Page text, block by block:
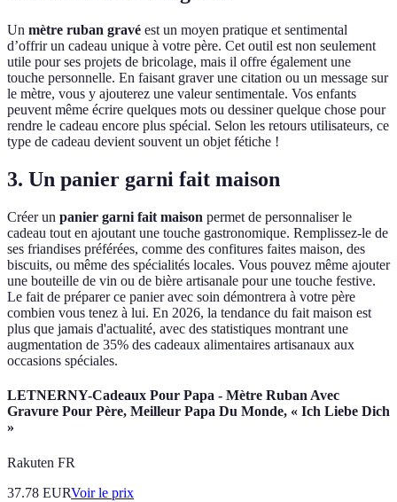
Un mètre ruban gravé est un moyen pratique et sentimental
d’offrir un cadeau unique à votre père. Cet outil est non seulement
utile pour ses projets de bricolage, mais il offre également une
touche personnelle. En faisant graver une citation ou un message sur
le mètre, vous y ajouterez une valeur sentimentale. Vos enfants
peuvent même écrire quelques mots ou dessiner quelque chose pour
rendre le cadeau encore plus spécial. Selon les retours utilisateurs, ce
type de cadeau devient souvent un objet fétiche !
3. Un panier garni fait maison
Créer un panier garni fait maison permet de personnaliser le
cadeau tout en ajoutant une touche gastronomique. Remplissez-le de
ses friandises préférées, comme des confitures faites maison, des
biscuits, ou même des spécialités locales. Vous pouvez même ajouter
une bouteille de vin ou de bière artisanale pour une touche festive.
Le fait de préparer ce panier avec soin démontrera à votre père
combien vous tenez à lui. En 2026, la tendance du fait maison est
plus que jamais d'actualité, avec des statistiques montrant une
augmentation de 35% des cadeaux alimentaires artisanaux aux
occasions spéciales.
LETNERNY-Cadeaux Pour Papa - Mètre Ruban Avec
Gravure Pour Père, Meilleur Papa Du Monde, « Ich Liebe Dich
»
Rakuten FR
37.78 EURVoir le prix